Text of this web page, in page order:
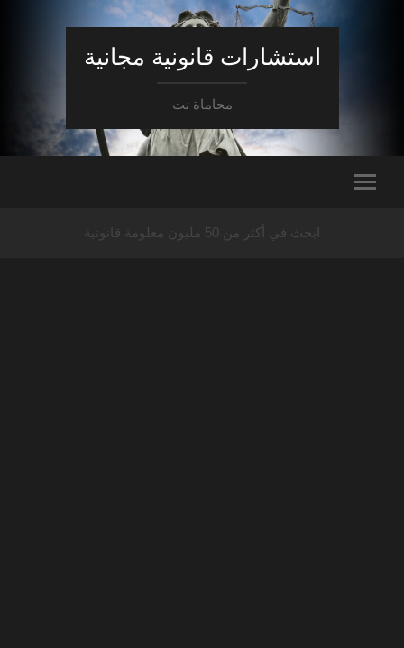
استشارات قانونية مجانية
محاماة نت
ابحث في أكثر من 50 مليون معلومة قانونية